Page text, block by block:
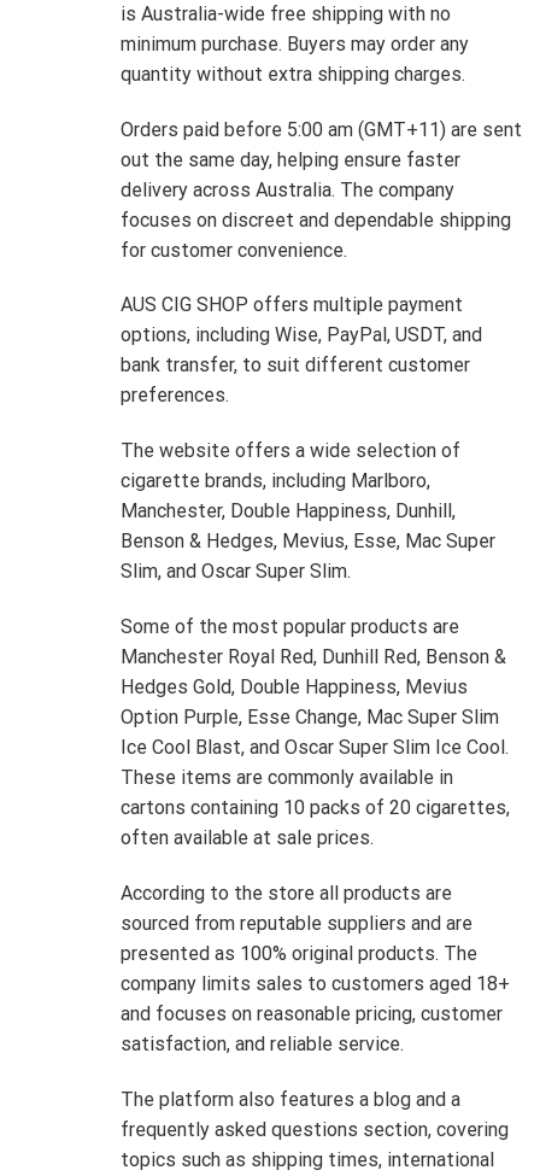
is Australia-wide free shipping with no
minimum purchase. Buyers may order any
quantity without extra shipping charges.
Orders paid before 5:00 am (GMT+11) are sent
out the same day, helping ensure faster
delivery across Australia. The company
focuses on discreet and dependable shipping
for customer convenience.
AUS CIG SHOP offers multiple payment
options, including Wise, PayPal, USDT, and
bank transfer, to suit different customer
preferences.
The website offers a wide selection of
cigarette brands, including Marlboro,
Manchester, Double Happiness, Dunhill,
Benson & Hedges, Mevius, Esse, Mac Super
Slim, and Oscar Super Slim.
Some of the most popular products are
Manchester Royal Red, Dunhill Red, Benson &
Hedges Gold, Double Happiness, Mevius
Option Purple, Esse Change, Mac Super Slim
Ice Cool Blast, and Oscar Super Slim Ice Cool.
These items are commonly available in
cartons containing 10 packs of 20 cigarettes,
often available at sale prices.
According to the store all products are
sourced from reputable suppliers and are
presented as 100% original products. The
company limits sales to customers aged 18+
and focuses on reasonable pricing, customer
satisfaction, and reliable service.
The platform also features a blog and a
frequently asked questions section, covering
topics such as shipping times, international